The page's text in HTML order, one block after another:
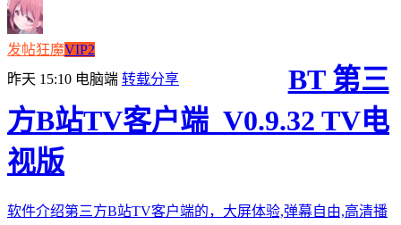
发帖狂魔VIP2
昨天 15:10 电脑端 转载分享
BT 第三
方B站TV客户端_V0.9.32 TV电
视版
软件介绍第三方B站TV客户端的，大屏体验,弹幕自由,高清播